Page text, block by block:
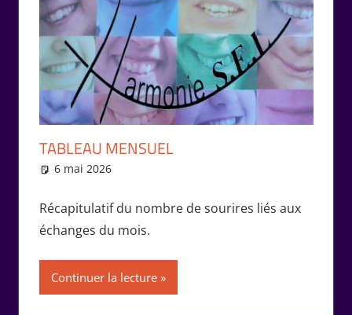
TABLEAU MENSUEL
6 mai 2026
Récapitulatif du nombre de sourires liés aux
échanges du mois.
Continuer la lecture